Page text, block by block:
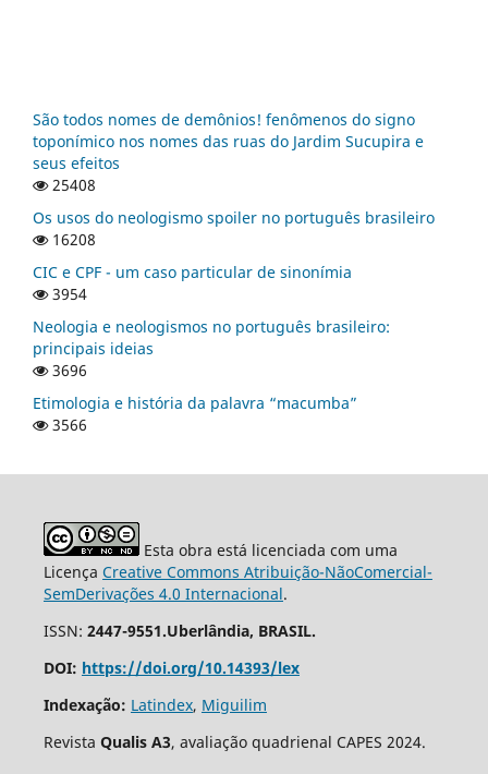
São todos nomes de demônios! fenômenos do signo
toponímico nos nomes das ruas do Jardim Sucupira e
seus efeitos
25408
Os usos do neologismo spoiler no português brasileiro
16208
CIC e CPF - um caso particular de sinonímia
3954
Neologia e neologismos no português brasileiro:
principais ideias
3696
Etimologia e história da palavra “macumba”
3566
Esta obra está licenciada com uma
Licença Creative Commons Atribuição-NãoComercial-
SemDerivações 4.0 Internacional.
ISSN: 2447-9551.Uberlândia, BRASIL.
DOI: https://doi.org/10.14393/lex
Indexação: Latindex, Miguilim
Revista Qualis A3, avaliação quadrienal CAPES 2024.